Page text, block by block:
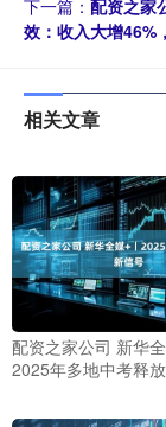
下一篇： 配资之家
效：收入大增46%
相关文章
配资之家公司 新华全
2025年多地中考释